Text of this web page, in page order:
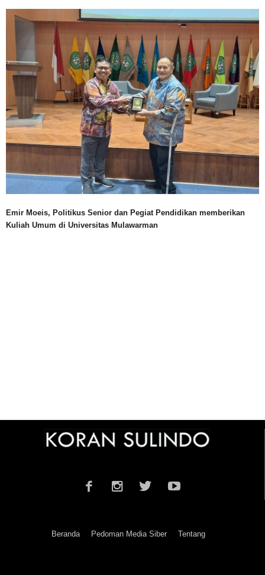
Emir Moeis, Politikus Senior dan Pegiat Pendidikan memberikan
Kuliah Umum di Universitas Mulawarman
Beranda Pedoman Media Siber Tentang